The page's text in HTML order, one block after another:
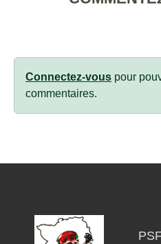
Connectez-vous pour
commentaires.